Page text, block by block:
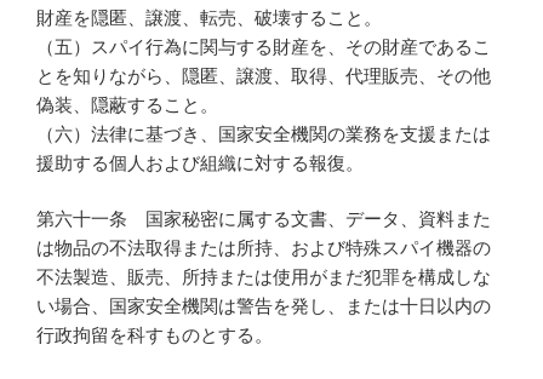
財産を隠匿、譲渡、転売、破壊すること。
（五）スパイ行為に関与する財産を、その財産であるこ
とを知りながら、隠匿、譲渡、取得、代理販売、その他
偽装、隠蔽すること。
（六）法律に基づき、国家安全機関の業務を支援または
援助する個人および組織に対する報復。
第六十一条 国家秘密に属する文書、データ、資料また
は物品の不法取得または所持、および特殊スパイ機器の
不法製造、販売、所持または使用がまだ犯罪を構成しな
い場合、国家安全機関は警告を発し、または十日以内の
行政拘留を科すものとする。